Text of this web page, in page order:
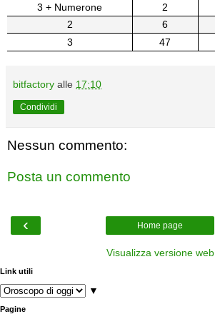
3 + Numerone
2
2
6
3
47
bitfactory alle 17:10
Condividi
Nessun commento:
Posta un commento
‹ Home page
Visualizza versione web
Link utili
▼
Pagine